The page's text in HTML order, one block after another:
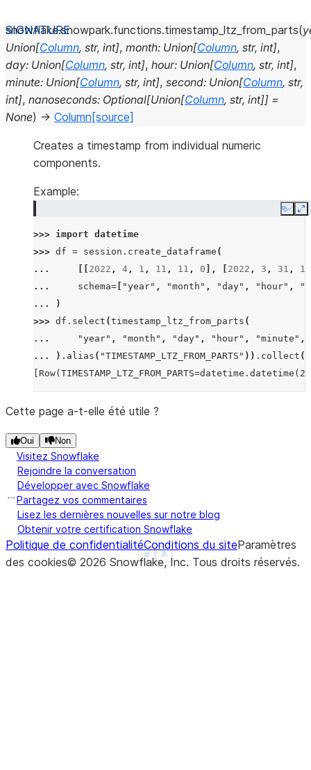
snowflake.snowpark.functions.timestamp_ltz_from_parts(
Union[Column, str, int], month: Union[Column, str, int],
day: Union[Column, str, int], hour: Union[Column, str, int],
minute: Union[Column, str, int], second: Union[Column, str,
int], nanoseconds: Optional[Union[Column, str, int]] =
None) → Column [source]
Creates a timestamp from individual numeric
components.
Example:
Copy
>>> import datetime
>>> df = session . create_dataframe (
...
2022 , 4 , 1 , 11 , 11 , 0 ], 2022 , 3 , 31 ,
11
...
schema= "year" , "month" , "day" , "hour" ,
...
)
>>> df . select (timestamp_ltz_from_parts (
...
"year" , "month" , "day" , "hour" , "minute" ,
...
) . alias ( "TIMESTAMP_LTZ_FROM_PARTS" )) . collect ()
Show less
See more
Cette page a-t-elle été utile ?
Oui Non
Visitez Snowflake
Rejoindre la conversation
Développer avec Snowflake
Partagez vos commentaires
Lisez les dernières nouvelles sur notre blog
Obtenir votre certification Snowflake
Politique de confidentialitéConditions du siteParamètres
des cookies© 2026 Snowflake, Inc. Tous droits réservés.